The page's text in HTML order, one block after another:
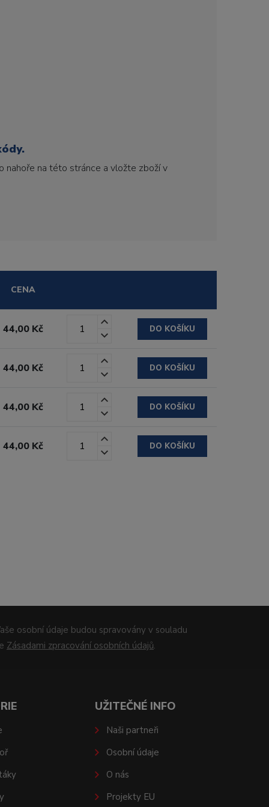
nahoře na této stránce a vložte zboží v
CENA
44,00 Kč DO KOŠÍKU
44,00 Kč DO KOŠÍKU
44,00 Kč DO KOŠÍKU
44,00 Kč DO KOŠÍKU
osobní údaje budou spravovány v souladu
Zásadami zpracování osobních údajů.
UŽITEČNÉ INFO
Naši partneři
Osobní údaje
O nás
Projekty EU